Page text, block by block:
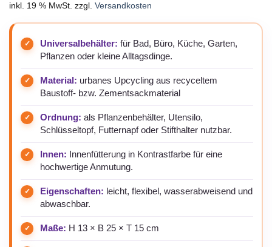
inkl. 19 % MwSt. zzgl. Versandkosten
Universalbehälter: für Bad, Büro, Küche, Garten,
Pflanzen oder kleine Alltagsdinge.
Material: urbanes Upcycling aus recyceltem
Baustoff- bzw. Zementsackmaterial
Ordnung: als Pflanzenbehälter, Utensilo,
Schlüsseltopf, Futternapf oder Stifthalter nutzbar.
Innen: Innenfütterung in Kontrastfarbe für eine
hochwertige Anmutung.
Eigenschaften: leicht, flexibel, wasserabweisend und
abwaschbar.
Maße: H 13 × B 25 × T 15 cm